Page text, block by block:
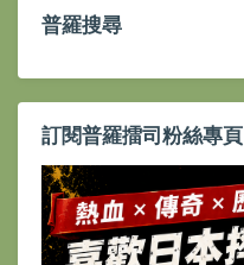
普羅搜尋
訂閱普羅擂司粉絲專頁